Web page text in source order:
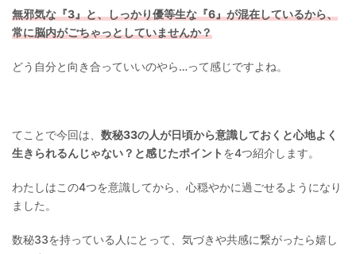
無邪気な『3』と、しっかり優等生な『6』が混在しているから、
常に脳内がごちゃっとしていませんか？
どう自分と向き合っていいのやら…って感じですよね。
てことで今回は、 数秘33の人が日頃から意識しておくと心地よく
生きられるんじゃない？と感じたポイント を4つ紹介します。
わたしはこの4つを意識してから、心穏やかに過ごせるようになり
ました。
数秘33を持っている人にとって、気づきや共感に繋がったら嬉し